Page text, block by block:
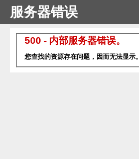
服务器错误
500 - 内部服务器错误。
您查找的资源存在问题，因而无法显示。